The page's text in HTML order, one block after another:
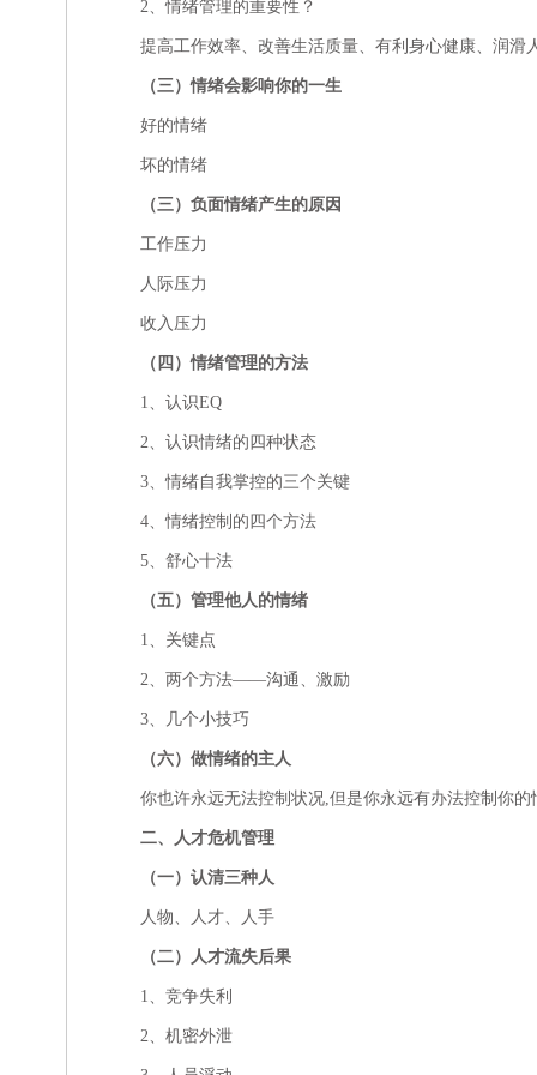
2、情绪管理的重要性？
提高工作效率、改善生活质量、有利身心健康、润滑
（三）情绪会影响你的一生
好的情绪
坏的情绪
（三）负面情绪产生的原因
工作压力
人际压力
收入压力
（四）情绪管理的方法
1、认识EQ
2、认识情绪的四种状态
3、情绪自我掌控的三个关键
4、情绪控制的四个方法
5、舒心十法
（五）管理他人的情绪
1、关键点
2、两个方法——沟通、激励
3、几个小技巧
（六）做情绪的主人
你也许永远无法控制状况,但是你永远有办法控制你的
二、人才危机管理
（一）认清三种人
人物、人才、人手
（二）人才流失后果
1、竞争失利
2、机密外泄